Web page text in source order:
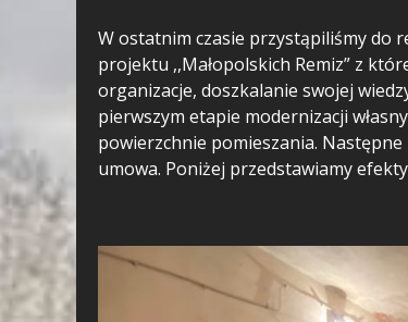
W ostatnim czasie przystąpiliśmy do
projektu ,,Małopolskich Remiz” z
organizacje, doszkalanie swojej
pierwszym etapie modernizacji
powierzchnie pomieszania.
umowa. Poniżej przedstawiamy